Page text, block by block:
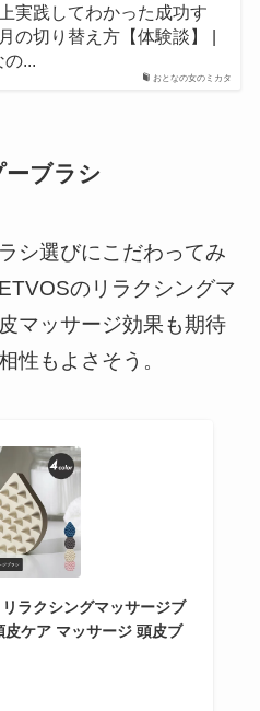
おとなの女のミカタ
実践してわかった成功す
の切り替え方【体験談】 |
の...
ブラシ
シ選びにこだわってみ
のリラクシングマ
マッサージ効果も期待
性もよさそう。
ラクシングマッサージブ
ケア マッサージ 頭皮ブ